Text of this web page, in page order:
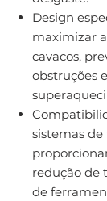
Design
maximizar
cavacos,
obstruções e
sistemas
redução de
de